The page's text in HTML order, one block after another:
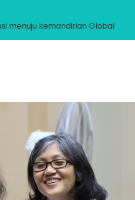
menuju kemandirian Global